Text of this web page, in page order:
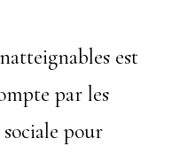
est
par les
pour